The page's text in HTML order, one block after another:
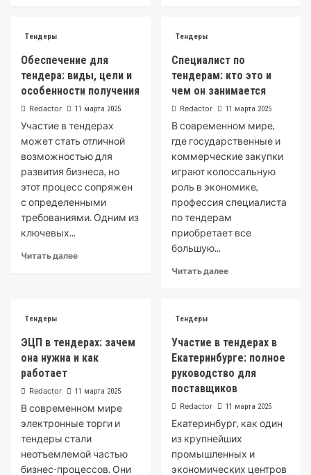
Тендеры
Обеспечение для
тендера: виды, цели и
особенности получения
Redactor 11 марта 2025
Участие в тендерах
может стать отличной
возможностью для
развития бизнеса, но
этот процесс сопряжен
с определенными
требованиями. Одним из
ключевых...
Читать далее
Тендеры
Специалист по
тендерам: кто это и
чем он занимается
Redactor 11 марта 2025
В современном мире,
где государственные и
коммерческие закупки
играют колоссальную
роль в экономике,
профессия специалиста
по тендерам
приобретает все
большую...
Читать далее
Тендеры
ЭЦП в тендерах: зачем
она нужна и как
работает
Redactor 11 марта 2025
В современном мире
электронные торги и
тендеры стали
неотъемлемой частью
бизнес-процессов. Они
Тендеры
Участие в тендерах в
Екатеринбурге: полное
руководство для
поставщиков
Redactor 11 марта 2025
Екатеринбург, как один
из крупнейших
промышленных и
экономических центров